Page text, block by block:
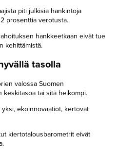
piti julkisia hankintoja
prosenttia verotusta.
hankkeetkaan eivät tue
kehittämistä.
tasolla
valossa Suomen
tai sitä heikompi.
ekoinnovaatiot, kertovat
kiertotalousbarometrit eivät